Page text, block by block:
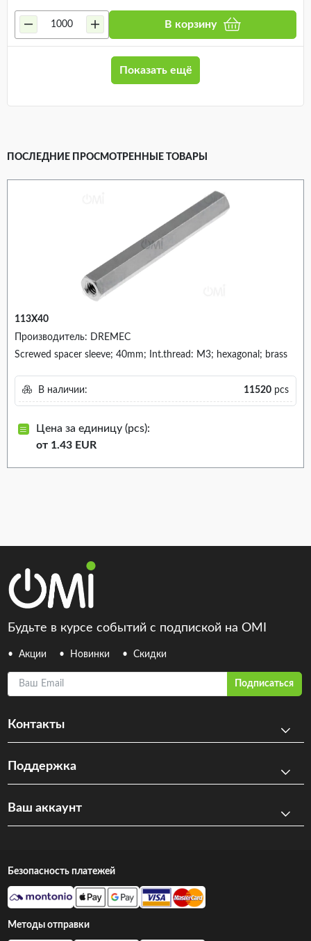
В корзину
Показать ещё
ПОСЛЕДНИЕ ПРОСМОТРЕННЫЕ ТОВАРЫ
113X40
Производитель: DREMEC
Screwed spacer sleeve; 40mm; Int.thread: M3; hexagonal; brass
В наличии: 11520 pcs
Цена за единицу (pcs):
от 1.43 EUR
Будьте в курсе событий с подпиской на OMI
Акции Новинки Скидки
Ваш Email
Подписаться
Контакты
Поддержка
Ваш аккаунт
Безопасность платежей
Методы отправки